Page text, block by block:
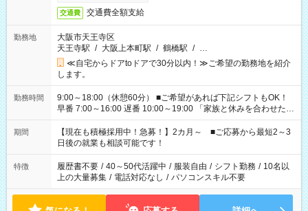
交通費 交通費全額支給
勤務地
大阪市天王寺区
天王寺駅 / 大阪上本町駅 / 鶴橋駅 / …
≪自宅からドアtoドアで30分以内！≫ご希望の勤務地を紹介
します。
勤務時間
9:00～18:00（休憩60分） ■ご希望があれば下記シフトもOK！
早番 7:00～16:00 遅番 10:00～19:00 「家族と休みを合わせた
い」 「余裕を持って夕飯の準備がしたい」 「できれば残業はし
たくない」 など、ご希望を教えてくださいね。 ※Wワーク希望
の方へ 今ご覧のお仕事で希望する勤務時間と、もう1つのお仕事
の勤務時間。 合計で週40時間を超える場合は応募できません。
期間
【現在も積極採用中！急募！】2カ月～ ■ご応募から最短2～3
日後の就業も相談可能です！
特徴 履歴書不要 / 40～50代活躍中 / 服装自由 / シフト勤務 / 10名以
上の大量募集 / 電話対応なし / パソコンスキル不要